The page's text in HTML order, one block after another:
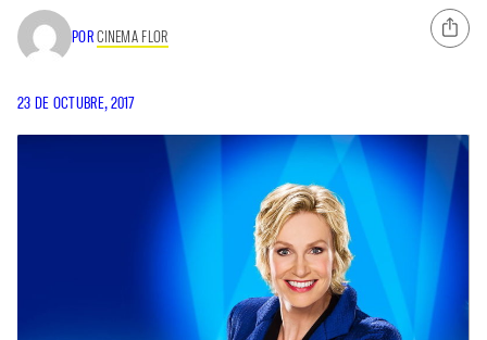
PORCINEMA FLOR
23 DE OCTUBRE, 2017